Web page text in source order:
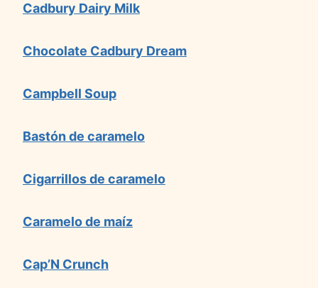
Cadbury Dairy Milk
Chocolate Cadbury Dream
Campbell Soup
Bastón de caramelo
Cigarrillos de caramelo
Caramelo de maíz
Cap’N Crunch